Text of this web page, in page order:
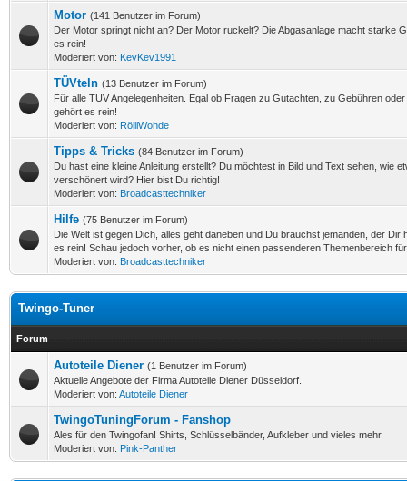
Motor (141 Benutzer im Forum)
Der Motor springt nicht an? Der Motor ruckelt? Die Abgasanlage macht starke
es rein!
Moderiert von: KevKev1991
TÜVteln (13 Benutzer im Forum)
Für alle TÜV Angelegenheiten. Egal ob Fragen zu Gutachten, zu Gebühren
gehört es rein!
Moderiert von: RölliWohde
Tipps & Tricks (84 Benutzer im Forum)
Du hast eine kleine Anleitung erstellt? Du möchtest in Bild und Text sehen, wie
verschönert wird? Hier bist Du richtig!
Moderiert von: Broadcasttechniker
Hilfe (75 Benutzer im Forum)
Die Welt ist gegen Dich, alles geht daneben und Du brauchst jemanden, der Dir
es rein! Schau jedoch vorher, ob es nicht einen passenderen Themenbereich
Moderiert von: Broadcasttechniker
Twingo-Tuner
Forum
Autoteile Diener (1 Benutzer im Forum)
Aktuelle Angebote der Firma Autoteile Diener Düsseldorf.
Moderiert von: Autoteile Diener
TwingoTuningForum - Fanshop
Ales für den Twingofan! Shirts, Schlüsselbänder, Aufkleber und vieles mehr.
Moderiert von: Pink-Panther